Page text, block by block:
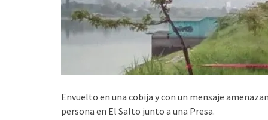
Envuelto en una cobija y con un mensaje
persona en El Salto junto a una Presa.